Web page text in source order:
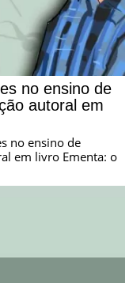
no ensino de
autoral em
no ensino de
em livro Ementa: o